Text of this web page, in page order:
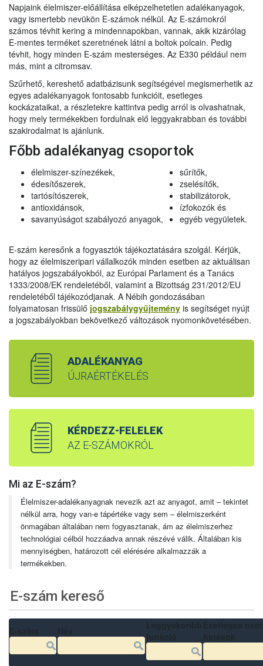
Napjaink élelmiszer-előállítása elképzelhetetlen adalékanyagok,
vagy ismertebb nevükön E-számok nélkül. Az E-számokról
számos tévhit kering a mindennapokban, vannak, akik kizárólag
E-mentes terméket szeretnének látni a boltok polcain. Pedig
tévhit, hogy minden E-szám mesterséges. Az E330 például nem
más, mint a citromsav.
Szűrhető, kereshető adatbázisunk segítségével megismerhetik az
egyes adalékanyagok fontosabb funkcióit, esetleges
kockázataikat, a részletekre kattintva pedig arról is olvashatnak,
hogy mely termékekben fordulnak elő leggyakrabban és további
szakirodalmat is ajánlunk.
Főbb adalékanyag csoportok
élelmiszer-színezékek,
édesítőszerek,
tartósítószerek,
antioxidánsok,
savanyúságot szabályozó anyagok,
sűrítők,
zselésítők,
stabilizátorok,
ízfokozók és
egyéb vegyületek.
E-szám keresőnk a fogyasztók tájékoztatására szolgál. Kérjük,
hogy az élelmiszeripari vállalkozók minden esetben az aktuálisan
hatályos jogszabályokból, az Európai Parlament és a Tanács
1333/2008/EK rendeletéből, valamint a Bizottság 231/2012/EU
rendeletéből tájékozódjanak. A Nébih gondozásában
folyamatosan frissülő jogszabálygyűjtemény is segítséget nyújt
a jogszabályokban bekövetkező változások nyomonkövetésében.
ADALÉKANYAG
ÚJRAÉRTÉKELÉS
KÉRDEZZ-FELELEK
AZ E-SZÁMOKRÓL
Mi az E-szám?
Élelmiszer-adalékanyagnak nevezik azt az anyagot, amit – tekintet
nélkül arra, hogy van-e tápértéke vagy sem – élelmiszerként
önmagában általában nem fogyasztanak, ám az élelmiszerhez
technológiai célból hozzáadva annak részévé válik. Általában kis
mennyiségben, határozott cél elérésére alkalmazzák a
termékekben.
E-szám kereső